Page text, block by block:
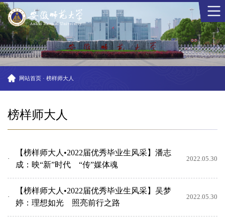
网站首页 · 榜样师大人
榜样师大人
【榜样师大人•2022届优秀毕业生风采】潘志
成：映“新”时代 “传”媒体魂
2022.05.30
【榜样师大人•2022届优秀毕业生风采】吴梦
婷：理想如光 照亮前行之路
2022.05.30